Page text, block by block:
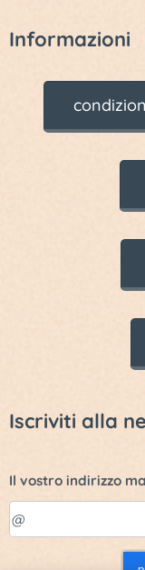
Informazioni
Iscriviti alla
Il vostro indirizzo